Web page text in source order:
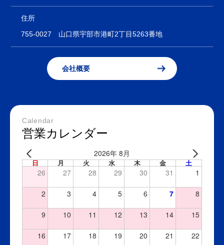
住所
755-0027 山口県宇部市港町2丁目5263番地
会社概要
Calendar
営業カレンダー
2026年 8月
日 月 火 水 木 金 土
26 27 28 29 30 31 1
2 3 4 5 6 7 8
9 10 11 12 13 14 15
16 17 18 19 20 21 22